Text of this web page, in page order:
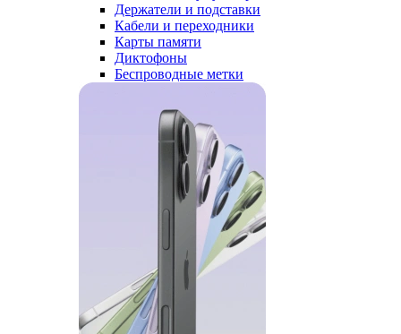
Держатели и подставки
Кабели и переходники
Карты памяти
Диктофоны
Беспроводные метки